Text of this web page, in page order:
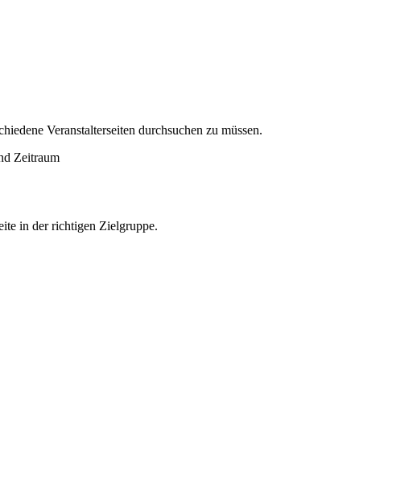
Veranstalterseiten durchsuchen zu müssen.
Zeitraum
in der richtigen Zielgruppe.